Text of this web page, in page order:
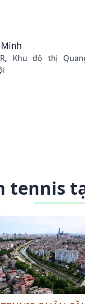
Khu đô thị
tennis